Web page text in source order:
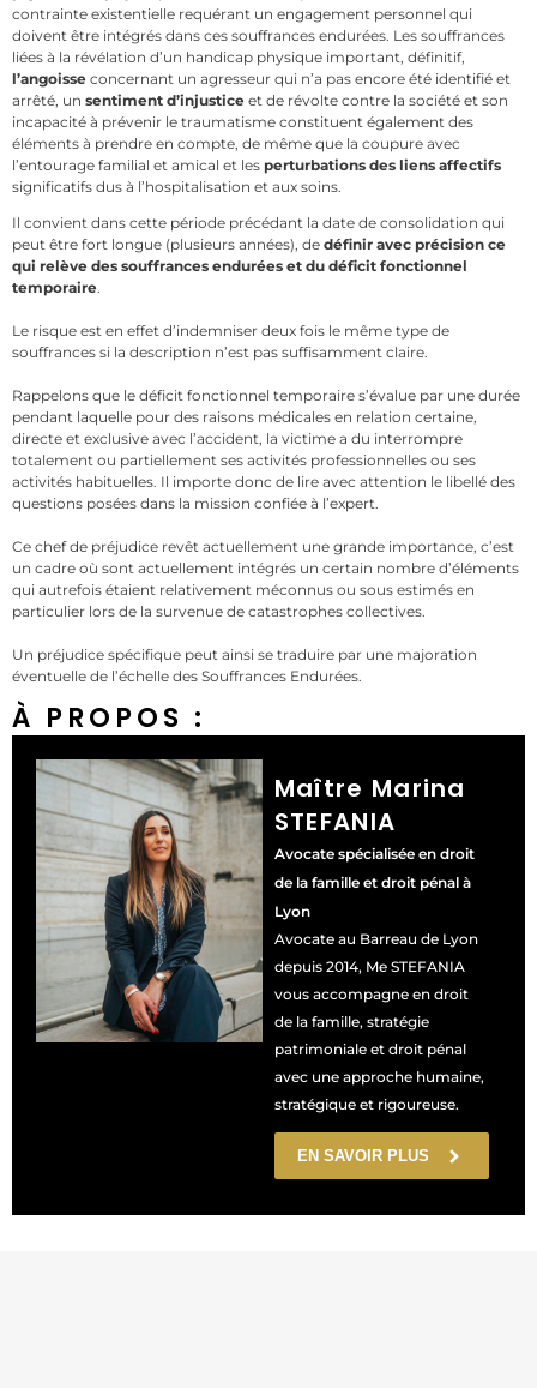
contrainte existentielle requérant un engagement personnel qui
doivent être intégrés dans ces souffrances endurées. Les souffrances
liées à la révélation d’un handicap physique important, définitif,
l’angoisse concernant un agresseur qui n’a pas encore été identifié et
arrêté, un sentiment d’injustice et de révolte contre la société et son
incapacité à prévenir le traumatisme constituent également des
éléments à prendre en compte, de même que la coupure avec
l’entourage familial et amical et les perturbations des liens affectifs
significatifs dus à l’hospitalisation et aux soins.
Il convient dans cette période précédant la date de consolidation qui
peut être fort longue (plusieurs années), de définir avec précision ce
qui relève des souffrances endurées et du déficit fonctionnel
temporaire.
Le risque est en effet d’indemniser deux fois le même type de
souffrances si la description n’est pas suffisamment claire.
Rappelons que le déficit fonctionnel temporaire s’évalue par une durée
pendant laquelle pour des raisons médicales en relation certaine,
directe et exclusive avec l’accident, la victime a du interrompre
totalement ou partiellement ses activités professionnelles ou ses
activités habituelles. Il importe donc de lire avec attention le libellé des
questions posées dans la mission confiée à l’expert.
Ce chef de préjudice revêt actuellement une grande importance, c’est
un cadre où sont actuellement intégrés un certain nombre d’éléments
qui autrefois étaient relativement méconnus ou sous estimés en
particulier lors de la survenue de catastrophes collectives.
Un préjudice spécifique peut ainsi se traduire par une majoration
éventuelle de l’échelle des Souffrances Endurées.
À PROPOS :
Maître Marina
STEFANIA
Avocate spécialisée en droit
de la famille et droit pénal à
Lyon
Avocate au Barreau de Lyon
depuis 2014, Me STEFANIA
vous accompagne en droit
de la famille, stratégie
patrimoniale et droit pénal
avec une approche humaine,
stratégique et rigoureuse.
EN SAVOIR PLUS